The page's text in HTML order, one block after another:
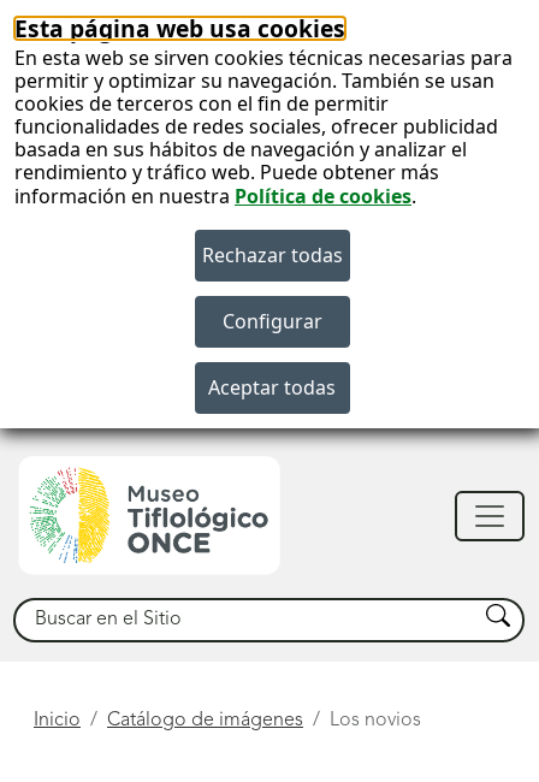
Esta página web usa cookies
En esta web se sirven cookies técnicas necesarias para
permitir y optimizar su navegación. También se usan
cookies de terceros con el fin de permitir
funcionalidades de redes sociales, ofrecer publicidad
basada en sus hábitos de navegación y analizar el
rendimiento y tráfico web. Puede obtener más
información en nuestra Política de cookies.
Buscar Buscar
Está
Inicio Catálogo de imágenes Los novios